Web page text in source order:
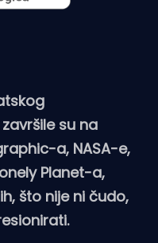
su na
a, NASA-e,
Planet-a,
što nije ni čudo,